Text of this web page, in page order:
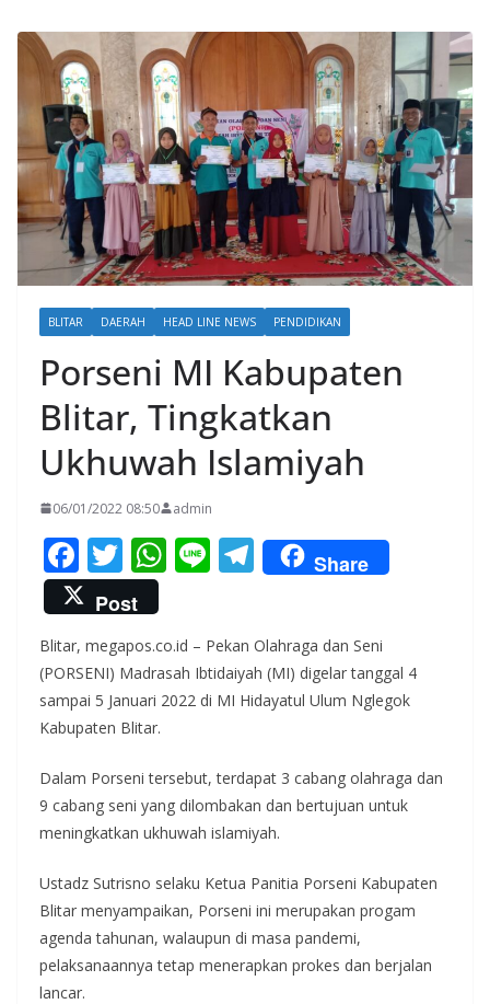
BLITAR DAERAH HEAD LINE NEWS PENDIDIKAN
Porseni MI Kabupaten
Blitar, Tingkatkan
Ukhuwah Islamiyah
06/01/2022 08:50 admin
F
ac
e
b
o
o
k
T
w
itt
er
W
s
A
p
Li T
el
gr
a
Share
Post
Blitar, megapos.co.id – Pekan Olahraga dan Seni
(PORSENI) Madrasah Ibtidaiyah (MI) digelar tanggal 4
sampai 5 Januari 2022 di MI Hidayatul Ulum Nglegok
Kabupaten Blitar.
Dalam Porseni tersebut, terdapat 3 cabang olahraga dan
9 cabang seni yang dilombakan dan bertujuan untuk
meningkatkan ukhuwah islamiyah.
Ustadz Sutrisno selaku Ketua Panitia Porseni Kabupaten
Blitar menyampaikan, Porseni ini merupakan progam
agenda tahunan, walaupun di masa pandemi,
pelaksanaannya tetap menerapkan prokes dan berjalan
lancar.